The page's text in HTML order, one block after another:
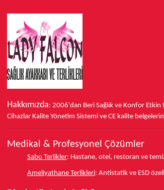
Hakkımızda: 2006'dan Beri Sağlık ve Konfor Etkin
Cihazlar Kalite Yönetim Sistemi ve CE kalite
Medikal & Profesyonel Çözümler
Sabo Terlikler: Hastane, otel, restoran ve
Ameliyathane Terlikleri: Antistatik ve ESD